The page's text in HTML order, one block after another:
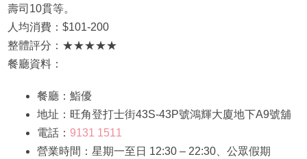
壽司10貫等。
人均消費：$101-200
整體評分：★★★★★
餐廳資料：
餐廳：鮨優
地址：旺角登打士街43S-43P號鴻輝大廈地下A9號舖
電話： 9131 1511
營業時間：星期一至日 12:30 – 22:30、公眾假期